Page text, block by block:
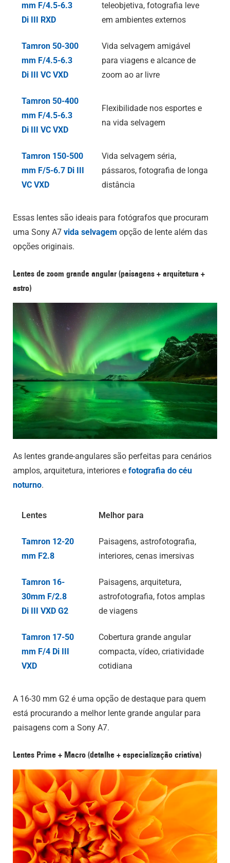
mm F/4.5-6.3
Di III
RXD
teleobjetiva, fotografia leve
em ambientes externos
Tamron 50-300
mm F/4.5-6.3
Di III
VC VXD
Vida selvagem amigável
para viagens e alcance de
zoom ao ar livre
Tamron 50-400
mm F/4.5-6.3
Di III
VC VXD
Flexibilidade nos esportes e
na vida selvagem
Tamron 150-500
mm F/5-6.7 Di III
VC VXD
Vida selvagem séria,
pássaros, fotografia de longa
distância
Essas lentes são ideais para fotógrafos que procuram
uma Sony A7 vida selvagem opção de lente além das
opções originais.
Lentes de zoom grande angular (paisagens + arquitetura +
astro)
As lentes grande-angulares são perfeitas para cenários
amplos, arquitetura, interiores e fotografia do céu
noturno.
Lentes Melhor para
Tamron 12-20
mm F2.8
Paisagens, astrofotografia,
interiores, cenas imersivas
Tamron 16-
30mm F/2.8
Di III VXD G2
Paisagens, arquitetura,
astrofotografia, fotos amplas
de viagens
Tamron 17-50
mm F/4 Di III
VXD
Cobertura grande angular
compacta, vídeo, criatividade
cotidiana
A 16-30 mm G2 é uma opção de destaque para quem
está procurando a melhor lente grande angular para
paisagens com a Sony A7.
Lentes Prime + Macro (detalhe + especialização criativa)